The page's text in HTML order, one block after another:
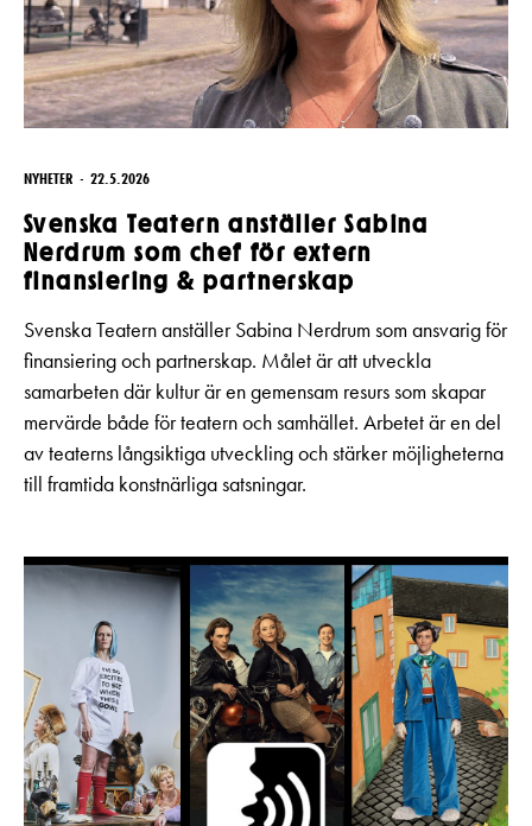
NYHETER 22.5.2026
Svenska Teatern anställer Sabina
Nerdrum som chef för extern
finansiering & partnerskap
Svenska Teatern anställer Sabina Nerdrum som ansvarig för
finansiering och partnerskap. Målet är att utveckla
samarbeten där kultur är en gemensam resurs som skapar
mervärde både för teatern och samhället. Arbetet är en del
av teaterns långsiktiga utveckling och stärker möjligheterna
till framtida konstnärliga satsningar.